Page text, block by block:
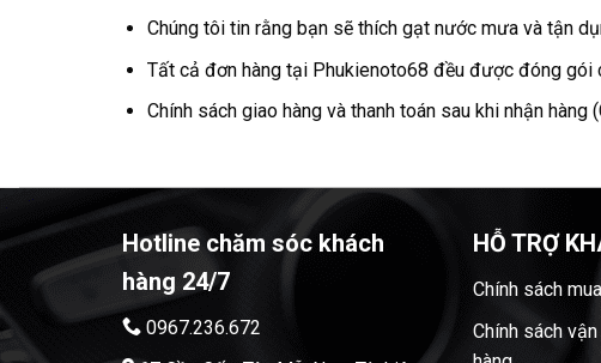
Chúng tôi tin rằng bạn sẽ thích gạt nước mưa và tận
Tất cả đơn hàng tại Phukienoto68 đều được đóng gói
Chính sách giao hàng và thanh toán sau khi nhận
Hotline chăm sóc khách
hàng 24/7
0967.236.672
HỖ TRỢ
Chính sách
Chính sách